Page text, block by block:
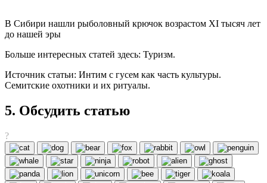
В Сибири нашли рыболовный крючок возрастом XI тысяч лет
до нашей эры
Больше интересных статей здесь: Туризм.
Источник статьи: Интим с гусем как часть культуры.
Семитские охотники и их ритуалы.
5. Обсудить статью
?